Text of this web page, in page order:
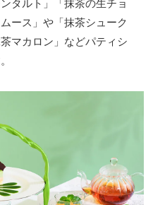
タルト」「抹茶の生チョ
ース」や「抹茶シューク
マカロン」などパティシ